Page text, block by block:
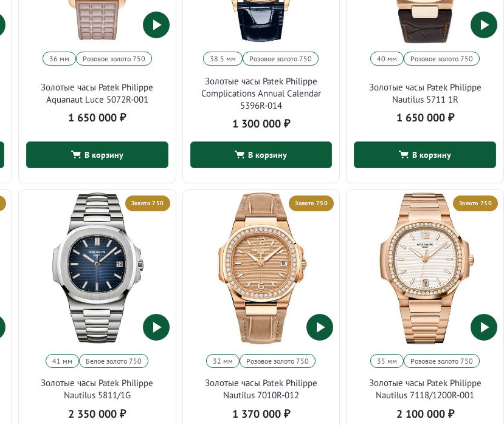
36 мм Розовое золото 750
Золотые часы Patek Philippe
Aquanaut Luce 5072R-001
1 650 000₽
В корзину
38.5 мм Розовое золото 750
Золотые часы Patek Philippe
Complications Annual Calendar
5396R-014
1 300 000 ₽
В корзину
40 мм Розовое золото 750
Золотые часы Patek Philippe
Nautilus 5711 1R
1 650 000 ₽
В корзину
Золото 750
41 мм Белое золото 750
Золотые часы Patek Philippe
Nautilus 5811/1G
2 350 000₽
Золото 750
32 мм Розовое золото 750
Золотые часы Patek Philippe
Nautilus 7010R-012
1 370 000 ₽
Золото 750
35 мм Розовое золото 750
Золотые часы Patek Philippe
Nautilus 7118/1200R-001
2 100 000 ₽